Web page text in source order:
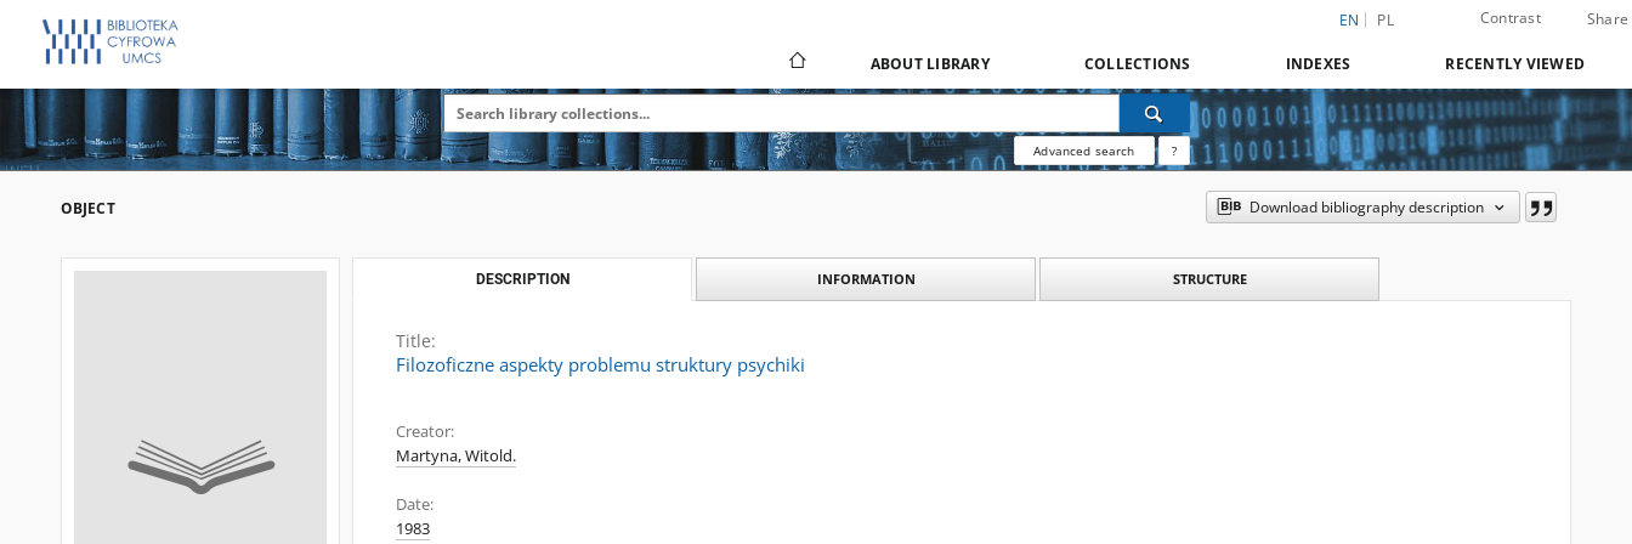
EN PL Contrast Share
ABOUT LIBRARY COLLECTIONS INDEXES RECENTLY VIEWED
Advanced search ?
OBJECT Download bibliography description
DESCRIPTION INFORMATION STRUCTURE
Title:
Filozoficzne aspekty problemu struktury psychiki
Creator:
Martyna, Witold.
Date:
1983